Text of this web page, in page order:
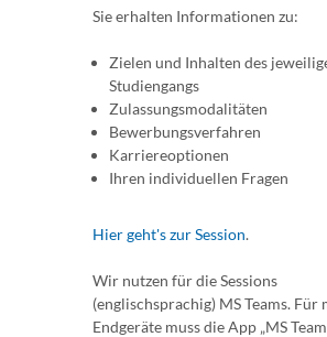
Sie erhalten Informationen zu:
Zielen und Inhalten des
Studiengangs
Zulassungsmodalitäten
Bewerbungsverfahren
Karriereoptionen
Ihren individuellen Fragen
Hier geht's zur Session.
Wir nutzen für die Sessions
(englischsprachig) MS Teams. Für
Endgeräte muss die App „MS